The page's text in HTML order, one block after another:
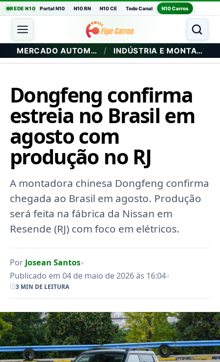
REDE N10 Portal N10 N10 RN N10 CE Todo Canal N10 Carros
MERCADO AUTOMOTIVO / INDÚSTRIA E MONTADORAS
Dongfeng confirma
estreia no Brasil em
agosto com
produção no RJ
A montadora chinesa Dongfeng confirma
chegada ao Brasil em agosto. Produção
será feita na fábrica da Nissan em
Resende (RJ) com foco em elétricos.
Por Josean Santos•
Publicado em 04 de maio de 2026 às 16:04•
3 MIN DE LEITURA